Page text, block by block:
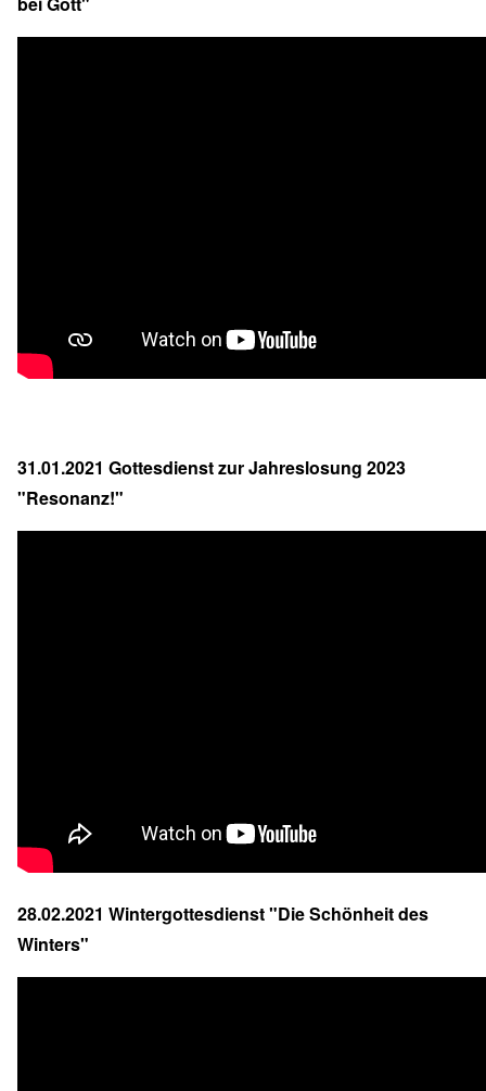
31.01.2021 Gottesdienst zur Jahreslosung 2023
"Resonanz!"
28.02.2021 Wintergottesdienst "Die Schönheit des
Winters"